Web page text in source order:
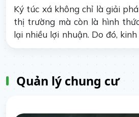
Ký túc xá không chỉ là giải
thị trường mà còn là hình
lại nhiều lợi nhuận. Do đó,
mô hình kinh doanh phổ biến
Quản lý chung cư